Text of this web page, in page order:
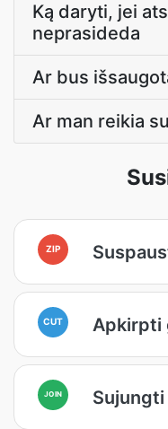
Ką daryti, jei
neprasideda
Ar bus
Ar man reikia
ZIP
CUT Apkirpti
JOIN